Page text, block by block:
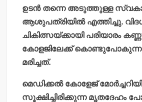
ഉടന്‍ തന്നെ അടുത്തുള്ള
ആശുപത്രിയില്‍ എത്തിച്ചു.
ചികിത്സയ്ക്കായി പരിയാരം
കോളജിലേക്ക്
മരിച്ചത്.
മെഡിക്കല്‍ കോളേജ്
സൂക്ഷിച്ചിരിക്കുന്ന മൃതദേഹം